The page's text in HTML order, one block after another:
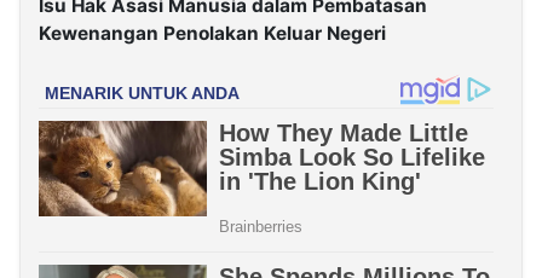
Isu Hak Asasi Manusia dalam Pembatasan
Kewenangan Penolakan Keluar Negeri